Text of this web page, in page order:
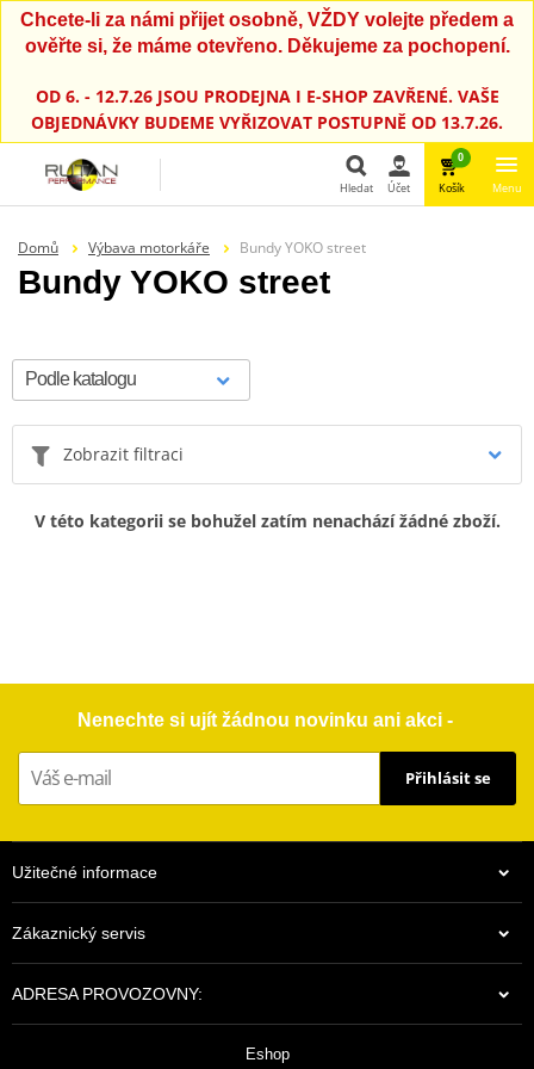
Chcete-li za námi přijet osobně, VŽDY volejte předem a
ověřte si, že máme otevřeno. Děkujeme za pochopení.
OD 6. - 12.7.26 JSOU PRODEJNA I E-SHOP ZAVŘENÉ. VAŠE
OBJEDNÁVKY BUDEME VYŘIZOVAT POSTUPNĚ OD 13.7.26.
Hledat Účet
0
Košík Menu
Domů Výbava motorkáře Bundy YOKO street
Bundy YOKO street
Zobrazit filtraci
V této kategorii se bohužel zatím nenachází žádné zboží.
Nenechte si ujít žádnou novinku ani akci -
Přihlásit se
Užitečné informace
Zákaznický servis
ADRESA PROVOZOVNY:
Eshop